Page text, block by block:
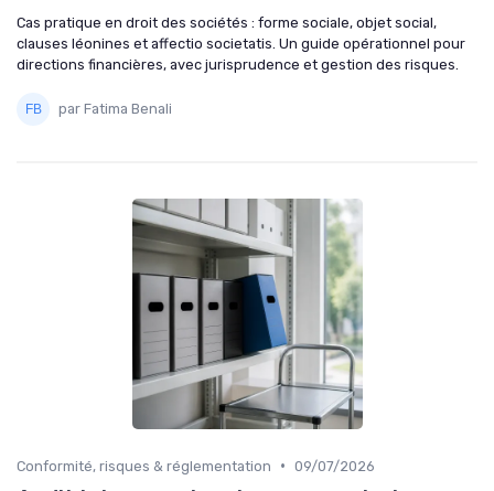
Cas pratique en droit des sociétés : forme sociale, objet social,
clauses léonines et affectio societatis. Un guide opérationnel pour
directions financières, avec jurisprudence et gestion des risques.
par Fatima Benali
Conformité, risques & réglementation • 09/07/2026